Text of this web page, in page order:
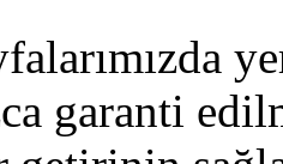
garanti